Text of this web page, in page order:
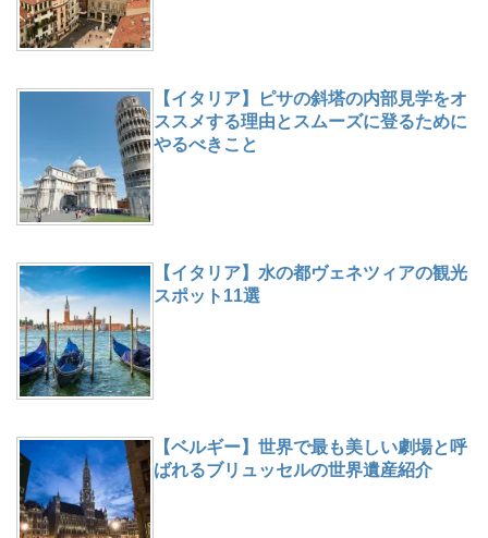
【イタリア】ピサの斜塔の内部見学をオ
ススメする理由とスムーズに登るために
やるべきこと
【イタリア】水の都ヴェネツィアの観光
スポット11選
【ベルギー】世界で最も美しい劇場と呼
ばれるブリュッセルの世界遺産紹介